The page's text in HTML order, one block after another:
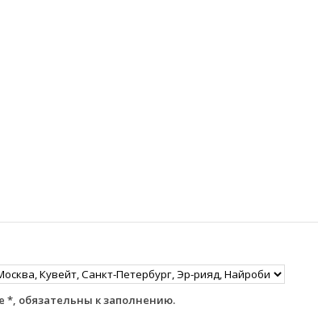
обязательны к заполнению.